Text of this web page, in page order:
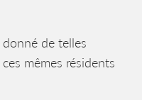
de telles
mêmes résidents